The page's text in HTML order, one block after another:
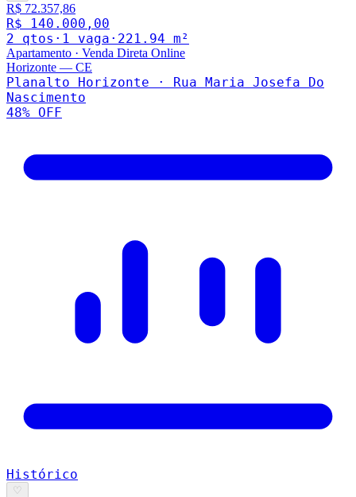
R$ 72.357,86
R$ 140.000,00
2 qtos · 1 vaga · 221.94 m²
Apartamento · Venda Direta Online
Horizonte — CE
Planalto Horizonte · Rua Maria Josefa Do
Nascimento
48% OFF
Histórico
♡